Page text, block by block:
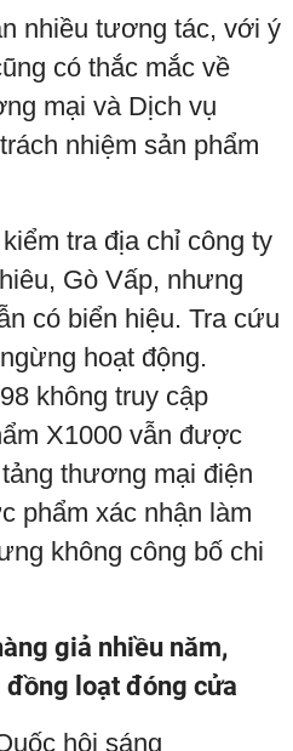
nhiều tương tác, với ý
có thắc mắc về
mại và Dịch vụ
nhiệm sản phẩm
tra địa chỉ công ty
Gò Vấp, nhưng
có biển hiệu. Tra cứu
hoạt động.
không truy cập
X1000 vẫn được
thương mại điện
phẩm xác nhận làm
không công bố chi
giả nhiều năm,
loạt đóng cửa
hội sáng